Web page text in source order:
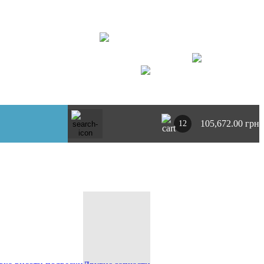
12 105,672.00 грн